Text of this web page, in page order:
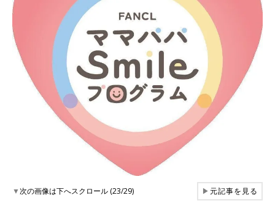
▼次の画像は下へスクロール (23/29) ▶元記事を見る